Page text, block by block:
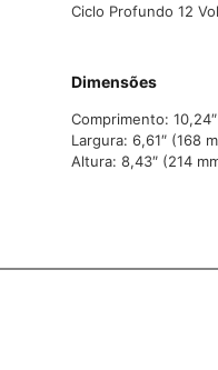
Ciclo Profundo 12
Dimensões
Comprimento:
Largura: 6,61″ (168
Altura: 8,43″ (214